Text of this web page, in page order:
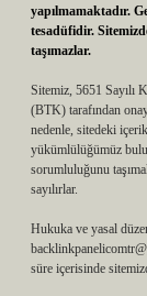
yapılmamaktadır.
tesadüfidir.
taşımazlar.
Sitemiz, 5651 Sayılı
(BTK) tarafından
nedenle, sitedeki
yükümlülüğümüz
sorumluluğunu
sayılırlar.
Hukuka ve yasal
süre içerisinde